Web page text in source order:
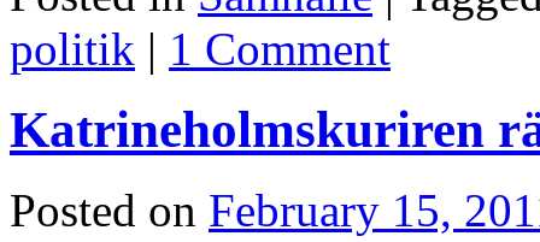
politik | 1 Comment
Katrineholmskuriren
Posted on February 15,